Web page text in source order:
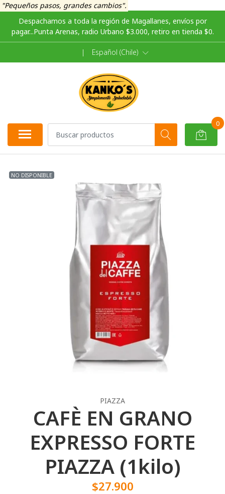
"Pequeños pasos, grandes cambios".
Despachamos a toda la región de Magallanes, envíos por
pagar...Punta Arenas, radio Urbano $3.000, retiro en tienda $0.
| Español (Chile)
0
NO DISPONIBLE
PIAZZA
CAFÈ EN GRANO
EXPRESSO FORTE
PIAZZA (1kilo)
$27.900